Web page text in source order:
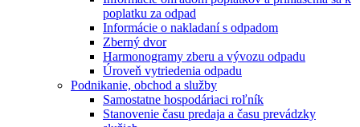
poplatku za odpad
Informácie o nakladaní s odpadom
Zberný dvor
Harmonogramy zberu a vývozu odpadu
Úroveň vytriedenia odpadu
Podnikanie, obchod a služby
Samostatne hospodáriaci roľník
Stanovenie času predaja a času prevádzky